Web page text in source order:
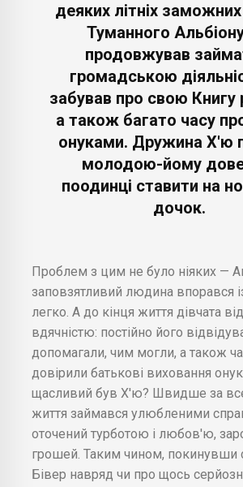
деяких літніх
Туманного
продовжував
громадською
забував про свою Книгу
а також багато часу
онуками. Дружина Х'ю
молодою-йому
поодинці ставити на
дочок.
Проблем з цим не було ніяких —
заповзятливий людина впорався
легко. А до кінця життя дівчата
вдячністю: постійно його
допомагали, чим могли, а також
довірили батькові виховання
щасливий був Х'ю? Швидше за
життя займався улюбленими
оточений турботою і любов'ю,
грошей. Таким чином, покинувши
Бівер навряд чи про щось